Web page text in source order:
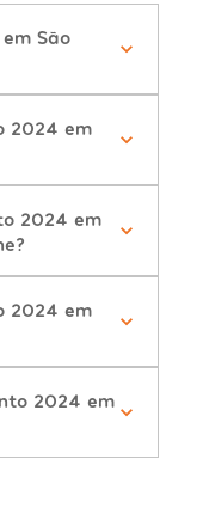
São
2024 em
2024 em
2024 em
2024 em